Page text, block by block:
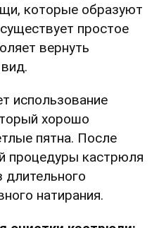
которые образуют
простое
вернуть
использование
хорошо
пятна. После
процедуры кастрюля
длительного
натирания.